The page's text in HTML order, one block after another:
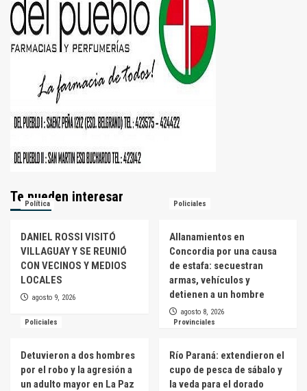
Te pueden interesar
Política
DANIEL ROSSI VISITÓ
VILLAGUAY Y SE REUNIÓ
CON VECINOS Y MEDIOS
LOCALES
agosto 9, 2026
Policiales
Allanamientos en
Concordia por una causa
de estafa: secuestran
armas, vehículos y
detienen a un hombre
agosto 8, 2026
Policiales
Detuvieron a dos hombres
por el robo y la agresión a
un adulto mayor en La Paz
Provinciales
Río Paraná: extendieron el
cupo de pesca de sábalo y
la veda para el dorado